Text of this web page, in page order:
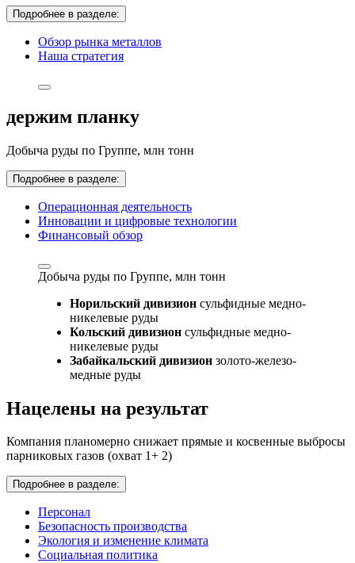
Подробнее в разделе:
Обзор рынка металлов
Наша стратегия
держим планку
Добыча руды по Группе, млн тонн
Подробнее в разделе:
Операционная деятельность
Инновации и цифровые технологии
Финансовый обзор
Добыча руды по Группе, млн тонн
Норильский дивизион сульфидные медно-
никелевые руды
Кольский дивизион сульфидные медно-
никелевые руды
Забайкальский дивизион золото-железо-
медные руды
Нацелены на результат
Компания планомерно снижает прямые и косвенные выбросы
парниковых газов (охват 1+ 2)
Подробнее в разделе:
Персонал
Безопасность производства
Экология и изменение климата
Социальная политика